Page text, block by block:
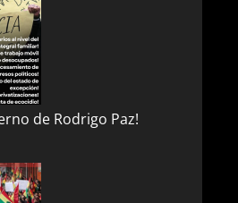
de Rodrigo Paz!